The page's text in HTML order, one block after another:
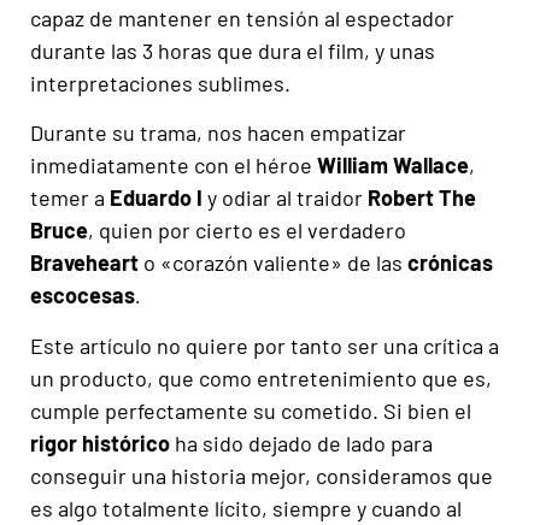
capaz de mantener en tensión al espectador
durante las 3 horas que dura el film, y unas
interpretaciones sublimes.
Durante su trama, nos hacen empatizar
inmediatamente con el héroe William Wallace,
temer a Eduardo I y odiar al traidor Robert The
Bruce, quien por cierto es el verdadero
Braveheart o «corazón valiente» de las crónicas
escocesas.
Este artículo no quiere por tanto ser una crítica a
un producto, que como entretenimiento que es,
cumple perfectamente su cometido. Si bien el
rigor histórico ha sido dejado de lado para
conseguir una historia mejor, consideramos que
es algo totalmente lícito, siempre y cuando al